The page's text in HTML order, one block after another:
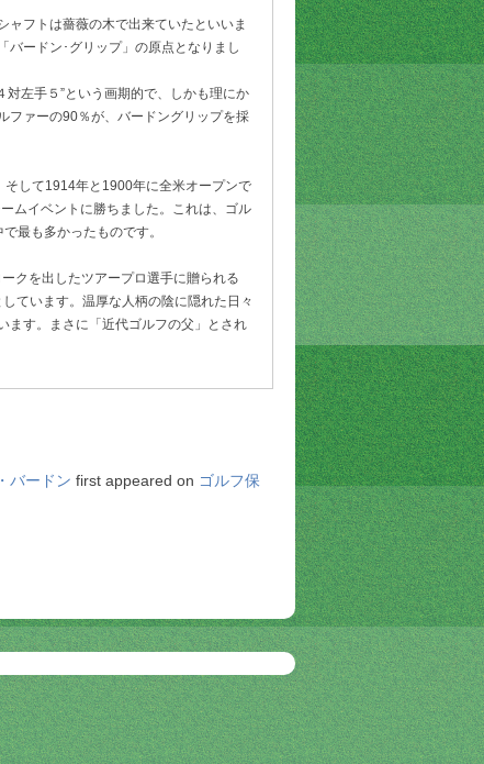
ャフトは薔薇の木で出来ていたといいま
バードン･グリップ」の原点となりまし
対左手５”という画期的で、しかも理にか
ファーの90％が、バードングリップを採
して1914年と1900年に全米オープンで
ムイベントに勝ちました。これは、ゴル
最も多かったものです。
クを出したツアープロ選手に贈られる
ています。温厚な人柄の陰に隠れた日々
ます。まさに「近代ゴルフの父」とされ
バードン first appeared on ゴルフ保